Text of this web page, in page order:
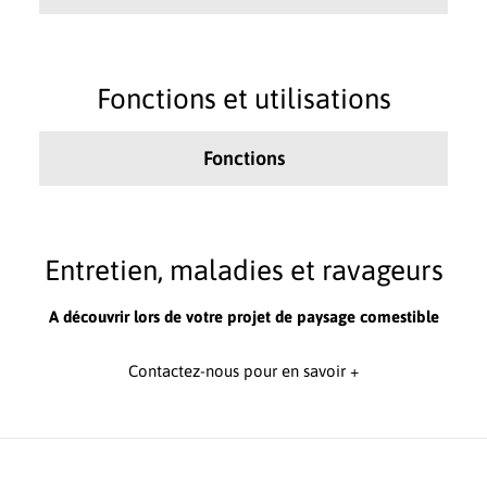
Fonctions et utilisations
Fonctions
Entretien, maladies et ravageurs
A découvrir lors de votre projet de paysage comestible
Contactez-nous pour en savoir +